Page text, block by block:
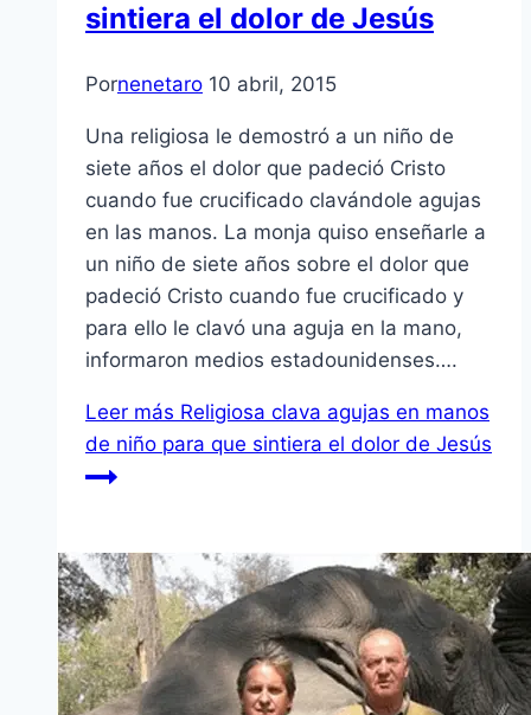
sintiera el dolor de Jesús
Pornenetaro 10 abril, 2015
Una religiosa le demostró a un niño de
siete años el dolor que padeció Cristo
cuando fue crucificado clavándole agujas
en las manos. La monja quiso enseñarle a
un niño de siete años sobre el dolor que
padeció Cristo cuando fue crucificado y
para ello le clavó una aguja en la mano,
informaron medios estadounidenses….
Leer más Religiosa clava agujas en manos
de niño para que sintiera el dolor de Jesús